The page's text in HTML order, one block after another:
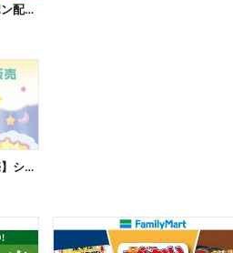
【おトク】お店で使えるクーポン配信中
【ファミマオンライン先行販売】シルバニアファミリー